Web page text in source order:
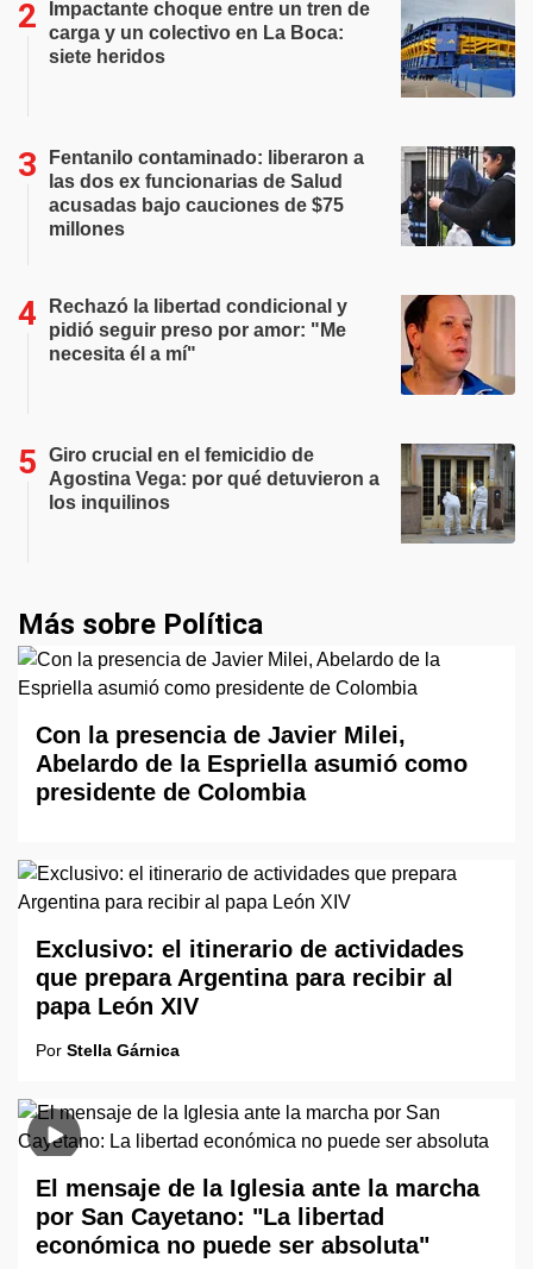
Impactante choque entre un tren de
carga y un colectivo en La Boca:
siete heridos
Fentanilo contaminado: liberaron a
las dos ex funcionarias de Salud
acusadas bajo cauciones de $75
millones
Rechazó la libertad condicional y
pidió seguir preso por amor: "Me
necesita él a mí"
Giro crucial en el femicidio de
Agostina Vega: por qué detuvieron a
los inquilinos
Más sobre Política
Con la presencia de Javier Milei,
Abelardo de la Espriella asumió como
presidente de Colombia
Exclusivo: el itinerario de actividades
que prepara Argentina para recibir al
papa León XIV
Por Stella Gárnica
El mensaje de la Iglesia ante la marcha
por San Cayetano: "La libertad
económica no puede ser absoluta"